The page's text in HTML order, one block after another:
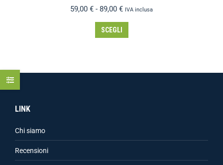
59,00 € - 89,00 € IVA inclusa
SCEGLI
LINK
Chi siamo
Recensioni